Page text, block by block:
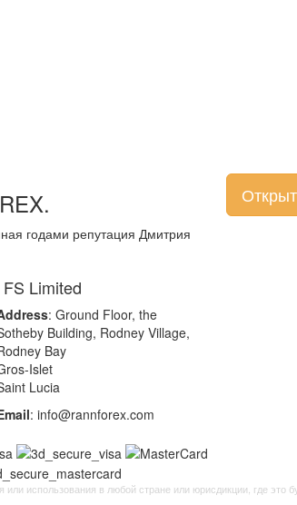
годами репутация Дмитрия
Limited
: Ground Floor, the
Building, Rodney Village,
Bay
Islet
Lucia
: info@rannforex.com
использования в любой стране или юрисдикции, где это